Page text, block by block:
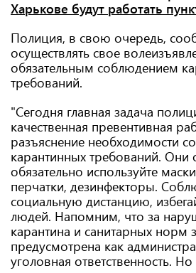
Харькове будут работать
Полиция, в свою очередь,
осуществлять свое
обязательным соблюдением
требований.
"Сегодня главная задача
качественная превентивная
разъяснение необходимости
карантинных требований. Они
обязательно используйте
перчатки, дезинфекторы.
социальную дистанцию,
людей. Напомним, что за
карантина и санитарных норм
предусмотрена как
уголовная ответственность. Но